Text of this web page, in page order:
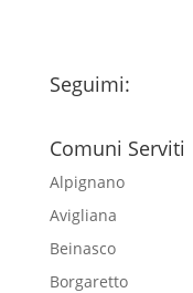
Seguimi:
Comuni Serviti
Alpignano
Avigliana
Beinasco
Borgaretto